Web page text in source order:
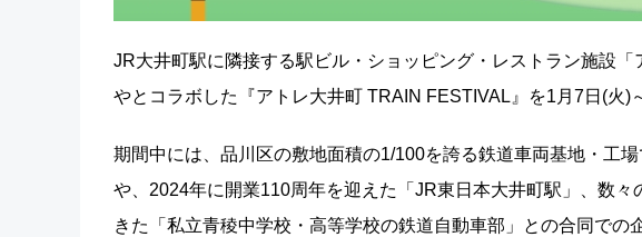
JR大井町駅に隣接する駅ビル・ショッピング・レストラン施設
やとコラボした『アトレ大井町 TRAIN FESTIVAL』を1月7日(火)
期間中には、品川区の敷地面積の1/100を誇る鉄道車両基地・工
や、2024年に開業110周年を迎えた「JR東日本大井町駅」、数
きた「私立青稜中学校・高等学校の鉄道自動車部」との合同での